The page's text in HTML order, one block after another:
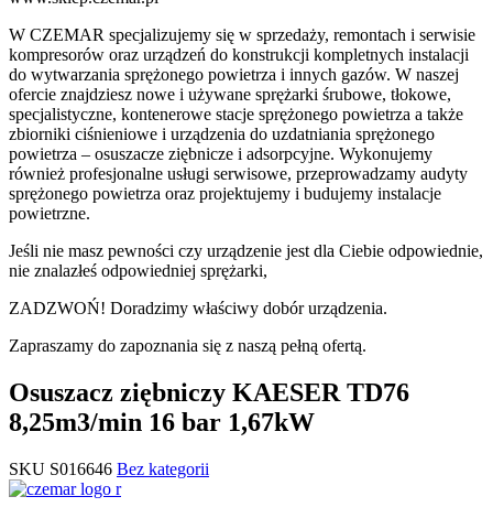
W CZEMAR specjalizujemy się w sprzedaży, remontach i serwisie
kompresorów oraz urządzeń do konstrukcji kompletnych instalacji
do wytwarzania sprężonego powietrza i innych gazów. W naszej
ofercie znajdziesz nowe i używane sprężarki śrubowe, tłokowe,
specjalistyczne, kontenerowe stacje sprężonego powietrza a także
zbiorniki ciśnieniowe i urządzenia do uzdatniania sprężonego
powietrza – osuszacze ziębnicze i adsorpcyjne. Wykonujemy
również profesjonalne usługi serwisowe, przeprowadzamy audyty
sprężonego powietrza oraz projektujemy i budujemy instalacje
powietrzne.
Jeśli nie masz pewności czy urządzenie jest dla Ciebie odpowiednie,
nie znalazłeś odpowiedniej sprężarki,
ZADZWOŃ! Doradzimy właściwy dobór urządzenia.
Zapraszamy do zapoznania się z naszą pełną ofertą.
Osuszacz ziębniczy KAESER TD76
8,25m3/min 16 bar 1,67kW
SKU S016646 Bez kategorii